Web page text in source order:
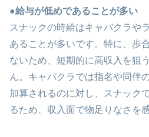
●給与が低めであることが多い
スナックの時給はキャバクラや
あることが多いです。特に、歩
ないため、短期的に高収入を狙
ん。キャバクラでは指名や同伴
加算されるのに対し、スナック
るため、収入面で物足りなさを